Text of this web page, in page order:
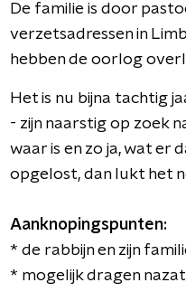
De familie is door
verzetsadressen in
hebben de oorlog
Het is nu bijna tachtig
- zijn naarstig op zoek
waar is en zo ja, wat er
opgelost, dan lukt het
Aanknopingspunten:
* de rabbijn en zijn
* mogelijk dragen